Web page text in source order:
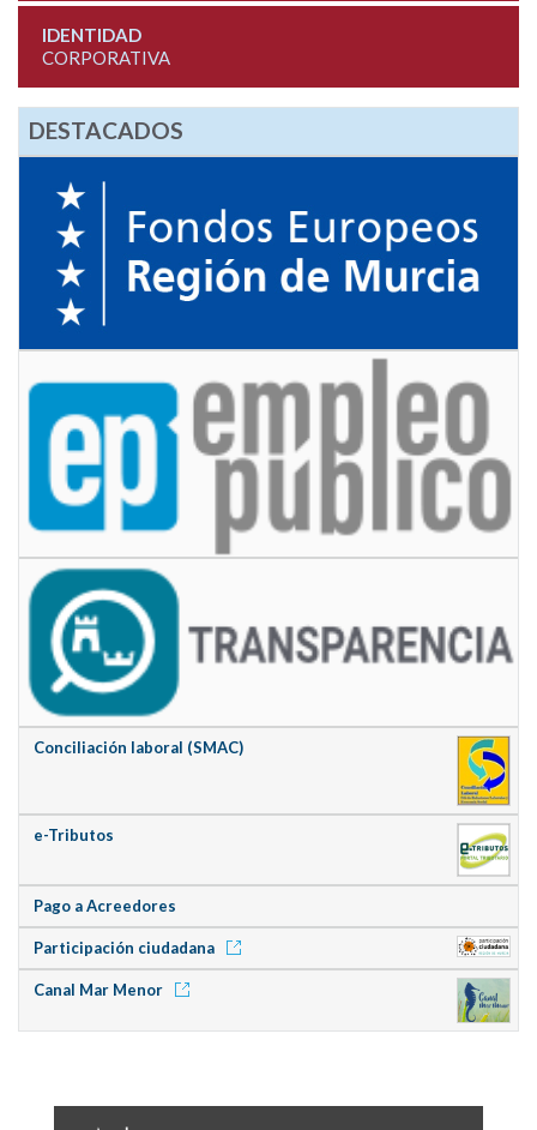
IDENTIDAD
CORPORATIVA
DESTACADOS
Conciliación laboral (SMAC)
e-Tributos
Pago a Acreedores
Participación ciudadana
Canal Mar Menor